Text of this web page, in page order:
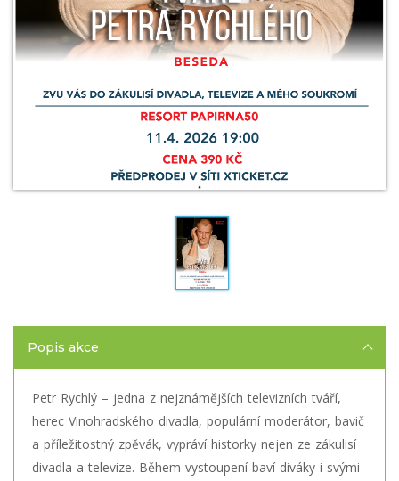
Popis akce
Petr Rychlý – jedna z nejznámějších televizních tváří,
herec Vinohradského divadla, populární moderátor, bavič
a příležitostný zpěvák, vypráví historky nejen ze zákulisí
divadla a televize. Během vystoupení baví diváky i svými